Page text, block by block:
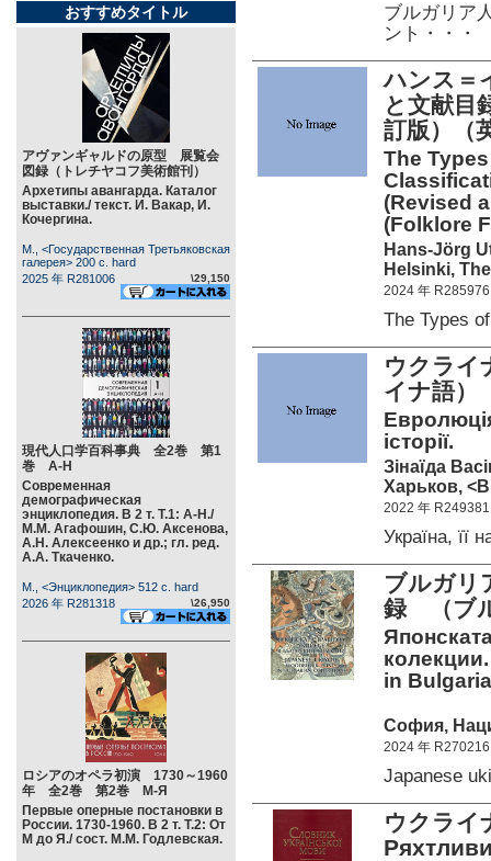
おすすめタイトル
アヴァンギャルドの原型 展覧会
図録（トレチヤコフ美術館刊）
Архетипы авангарда. Каталог
выставки./ текст. И. Вакар, И.
Кочергина.
М., <Государственная Третьяковская
галерея> 200 c. hard
2025 年 R281006
\29,150
現代人口学百科事典 全2巻 第1
巻 А-Н
Современная
демографическая
энциклопедия. В 2 т. Т.1: А-Н./
М.М. Агафошин, С.Ю. Аксенова,
А.Н. Алексеенко и др.; гл. ред.
А.А. Ткаченко.
М., <Энциклопедия> 512 c. hard
2026 年 R281318
\26,950
ロシアのオペラ初演 1730～1960
年 全2巻 第2巻 М-Я
Первые оперные постановки в
России. 1730-1960. В 2 т. Т.2: От
М до Я./ сост. М.М. Годлевская.
ブルガリア
ント・・・
ハンス＝
と文献目
訂版）（
The
(Revised
(Folklore
Hans-Jörg
Helsinki,
2024 年 R285976
The Types
ウクラ
イナ語）
iсторiї.
Зiнаїда
Харьков,
2022 年 R249381
Україна, її
ブルガリ
録 （ブ
in
София,
2024 年 R270216
Japanese
ウクラ